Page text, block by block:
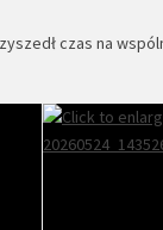
czas na